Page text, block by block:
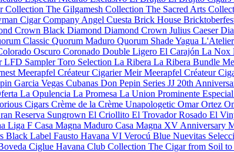
Collection The Gilgamesh Collection The Sacred Arts
Cigar Company Angel Cuesta Brick House
Crown Black Diamond Diamond Crown Julius Caeser
Classic Quorum Maduro Quorum ShadeYagua
Oscuro Coronado Double Ligero El Carajón La Nox
LFD Sampler Toro Selection La Ribera La Ribera Bundle
Meerapfel Créateur Cigarier MeirMeerapfel Créateur
Garcia Vegas Cubanas Don Pepin Series JJ 20th
La Opulencia La Promesa La Union Prominente Especial
Cigars Crème de la Crème Unapologetic Omar Ortez
Reserva Sungrown El Criollito El Trovador Rosado El
Liga F Casa Magna Maduro Casa Magna XV Anniversary
Black Label Fausto Havana VI Verocú Blue Nuevitas
Ciglue Havana Club Collection The Cigar from Soil to